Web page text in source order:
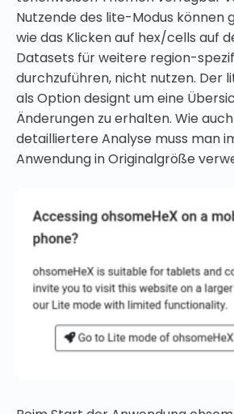
Nutzende des lite-Modus können
wie das Klicken auf hex/cells auf
Datasets für weitere region-
durchzuführen, nicht nutzen. Der
als Option designt um eine
Änderungen zu erhalten. Wie
detailliertere Analyse muss man
Anwendung in Originalgröße